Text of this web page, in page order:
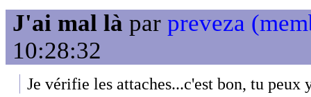
J'ai mal là par preveza
10:28:32
Je vérifie les attaches...c'est bon, tu